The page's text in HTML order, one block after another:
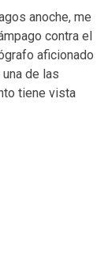
anoche, me
contra el
aficionado
de las
tiene vista